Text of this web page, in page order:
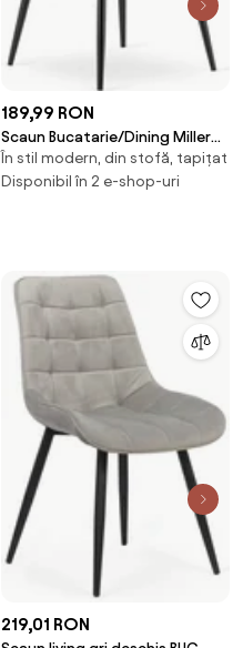
189,99 RON
Scaun Bucatarie/Dining Miller
Catifea Bej
În stil modern, din stofă, tapițat
Disponibil în 2 e-shop-uri
219,01 RON